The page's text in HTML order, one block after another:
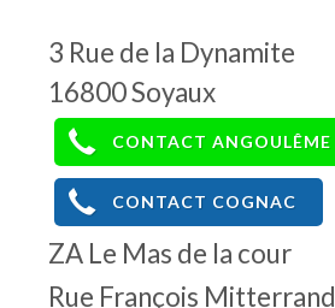
3 Rue de la Dynamite
16800Soyaux
CONTACT ANGOULÊME
CONTACT COGNAC
ZA Le Mas de la cour
Rue François Mitterrand